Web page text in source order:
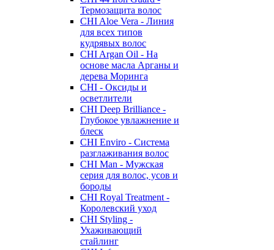
Термозащита волос
CHI Aloe Vera - Линия
для всех типов
кудрявых волос
CHI Argan Oil - На
основе масла Арганы и
дерева Моринга
CHI - Оксиды и
осветлители
CHI Deep Brilliance -
Глубокое увлажнение и
блеск
CHI Enviro - Система
разглаживания волос
CHI Man - Мужская
серия для волос, усов и
бороды
CHI Royal Treatment -
Королевский уход
CHI Styling -
Ухаживающий
стайлинг